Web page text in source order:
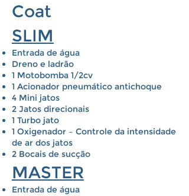
Coat
SLIM
Entrada de água
Dreno e ladrão
1 Motobomba 1/2cv
1 Acionador pneumático antichoque
4 Mini jatos
2 Jatos direcionais
1 Turbo jato
1 Oxigenador – Controle da intensidade
de ar dos jatos
2 Bocais de sucção
MASTER
Entrada de água